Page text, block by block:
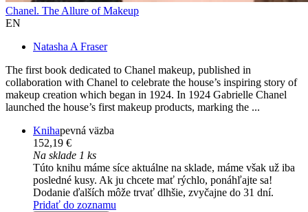
Chanel. The Allure of Makeup
EN
Natasha A Fraser
The first book dedicated to Chanel makeup, published in
collaboration with Chanel to celebrate the house’s inspiring story of
makeup creation which began in 1924. In 1924 Gabrielle Chanel
launched the house’s first makeup products, marking the ...
Knihapevná väzba
152,19 €
Na sklade 1 ks
Túto knihu máme síce aktuálne na sklade, máme však už iba
posledné kusy. Ak ju chcete mať rýchlo, ponáhľajte sa!
Dodanie ďalších môže trvať dlhšie, zvyčajne do 31 dní.
Pridať do zoznamu